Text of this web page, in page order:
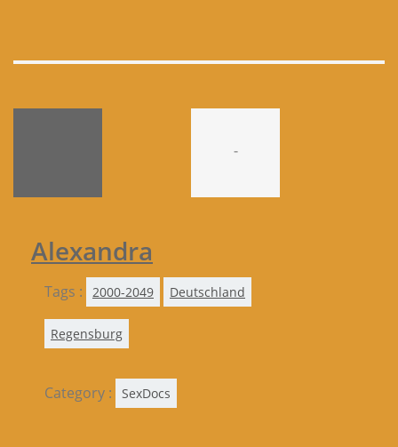
-
Alexandra
Tags : 2000-2049 Deutschland
Regensburg
Category : SexDocs